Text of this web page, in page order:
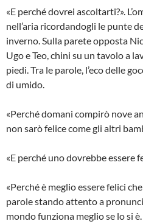
«E perché dovrei ascoltarti?».
nell’aria ricordandogli le punte
inverno. Sulla parete opposta
Ugo e Teo, chini su un tavolo a
piedi. Tra le parole, l’eco delle
di umido.
«Perché domani compirò nove
non sarò felice come gli altri
«E perché uno dovrebbe essere
«Perché è meglio essere felici
parole stando attento a
mondo funziona meglio se lo si